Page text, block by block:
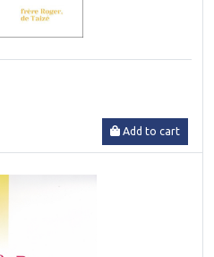
Add to cart